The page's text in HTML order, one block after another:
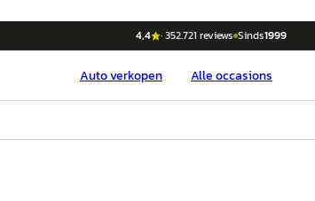
4,4 ·352.721 reviews Sinds1999
Autoverkopen Alle occasions